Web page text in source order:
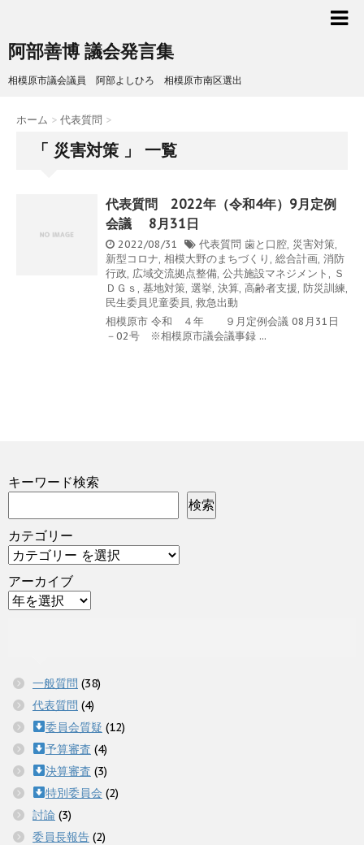
阿部善博 議会発言集
相模原市議会議員 阿部よしひろ 相模原市南区選出
ホーム > 代表質問 >
「 災害対策 」 一覧
代表質問 2022年（令和4年）9月定例
会議 8月31日
2022/08/31 代表質問 歯と口腔, 災害対策,
新型コロナ, 相模大野のまちづくり , 総合計画, 消防
行政, 広域交流拠点整備, 公共施設マネジメント , Ｓ
ＤＧｓ , 基地対策, 選挙, 決算, 高齢者支援, 防災訓練,
民生委員児童委員, 救急出動
相模原市 令和 ４年 ９月定例会議 08月31日
－02号 ※相模原市議会議事録 ...
キーワード検索
検索
カテゴリー
アーカイブ
一般質問 (38)
代表質問 (4)
委員会質疑 (12)
予算審査 (4)
決算審査 (3)
特別委員会 (2)
討論 (3)
委員長報告 (2)